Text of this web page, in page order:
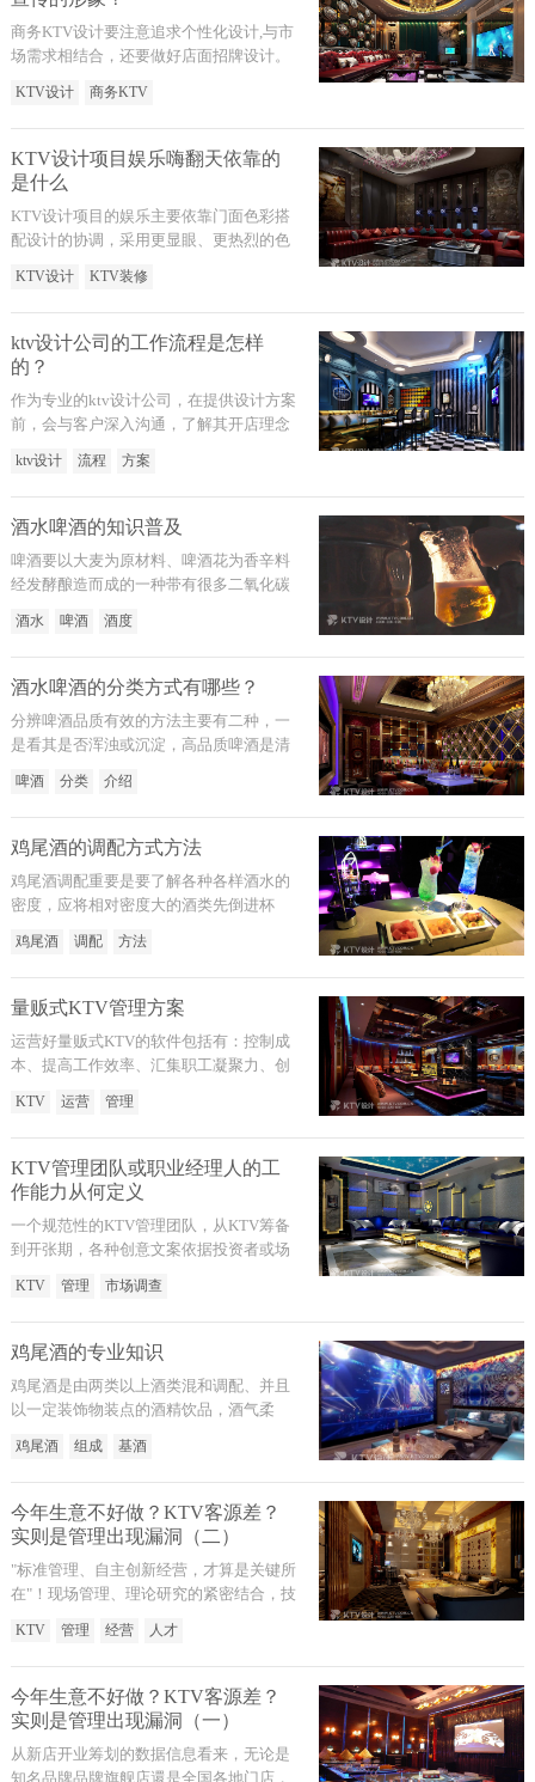
商务KTV设计要注意追求个性化设计,与市
场需求相结合，还要做好店面招牌设计。
KTV设计 商务KTV
KTV设计项目娱乐嗨翻天依靠的
是什么
KTV设计项目的娱乐主要依靠门面色彩搭
配设计的协调，采用更显眼、更热烈的色
音问题的处理。
KTV设计 KTV装修
ktv设计公司的工作流程是怎样
的？
作为专业的ktv设计公司，在提供设计方案
前，会与客户深入沟通，了解其开店理念
和企业发展规划，根据发展道路和特点进
行方案设计，方案设计完成后，按二维或
三维效果图进行展示。可根据客户意见或
建议再作修改，直至形成客户满意的设计
ktv设计 流程 方案
酒水啤酒的知识普及
啤酒要以大麦为原材料、啤酒花为香辛料
经发酵酿造而成的一种带有很多二氧化碳
酒水 啤酒 酒度
酒水啤酒的分类方式有哪些？
分辨啤酒品质有效的方法主要有二种，一
是看其是否浑浊或沉淀，高品质啤酒是清
已过期或霉变；二是看其泡沫，高品质啤
酒应是泡沫丰富多彩、雪白、细致、持续
时间较长，且能挂杯。
啤酒 分类 介绍
鸡尾酒的调配方式方法
鸡尾酒调配重要是要了解各种各样酒水的
密度，应将相对密度大的酒类先倒进杯
鸡尾酒 调配 方法
量贩式KTV管理方案
运营好量贩式KTV的软件包括有：控制成
本、提高工作效率、汇集职工凝聚力、创
KTV 运营 管理
KTV管理团队或职业经理人的工
作能力从何定义
一个规范性的KTV管理团队，从KTV筹备
到开张期，各种创意文案依据投资者或场
含早期的市场调查解析到各类管理制度甚
至各期营销推广方案等。
KTV 管理 市场调查
鸡尾酒的专业知识
鸡尾酒是由两类以上酒类混和调配、并且
以一定装饰物装点的酒精饮品，酒气柔
鸡尾酒 组成 基酒
今年生意不好做？KTV客源差？
实则是管理出现漏洞（二）
"标准管理、自主创新经营，才算是关键所
在"！现场管理、理论研究的紧密结合，技
这一行业渴望的，但怎样去用这种人才，
且怎样与这种人才相互有效的沟通，让企
业与时俱进与时代同歩，才算是经营人必
须考虑到的难题。
KTV 管理 经营 人才
今年生意不好做？KTV客源差？
实则是管理出现漏洞（一）
从新店开业筹划的数据信息看来，无论是
知名品牌品牌旗舰店還是全国各地门店，